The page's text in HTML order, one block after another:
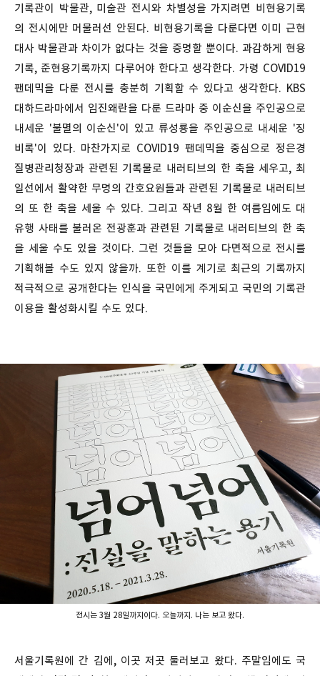
기록관이 박물관, 미술관 전시와 차별성을 가지려면 비현용기록
의 전시에만 머물러선 안된다. 비현용기록을 다룬다면 이미 근현
대사 박물관과 차이가 없다는 것을 증명할 뿐이다. 과감하게 현용
기록, 준현용기록까지 다루어야 한다고 생각한다. 가령 COVID19
팬데믹을 다룬 전시를 충분히 기획할 수 있다고 생각한다. KBS
대하드라마에서 임진왜란을 다룬 드라마 중 이순신을 주인공으로
내세운 '불멸의 이순신'이 있고 류성룡을 주인공으로 내세운 '징
비록'이 있다. 마찬가지로 COVID19 팬데믹을 중심으로 정은경
질병관리청장과 관련된 기록물로 내러티브의 한 축을 세우고, 최
일선에서 활약한 무명의 간호요원들과 관련된 기록물로 내러티브
의 또 한 축을 세울 수 있다. 그리고 작년 8월 한 여름임에도 대
유행 사태를 불러온 전광훈과 관련된 기록물로 내러티브의 한 축
을 세울 수도 있을 것이다. 그런 것들을 모아 다면적으로 전시를
기획해볼 수도 있지 않을까. 또한 이를 계기로 최근의 기록까지
적극적으로 공개한다는 인식을 국민에게 주게되고 국민의 기록관
이용을 활성화시킬 수도 있다.
전시는 3월 28일까지이다. 오늘까지. 나는 보고 왔다.
서울기록원에 간 김에, 이곳 저곳 둘러보고 왔다. 주말임에도 국